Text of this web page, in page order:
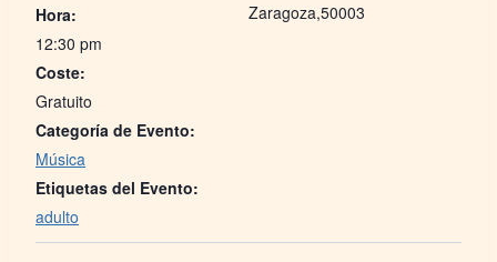
Hora:
12:30 pm
Coste:
Gratuito
Categoría de Evento:
Música
Etiquetas del Evento:
adulto
Zaragoza,50003